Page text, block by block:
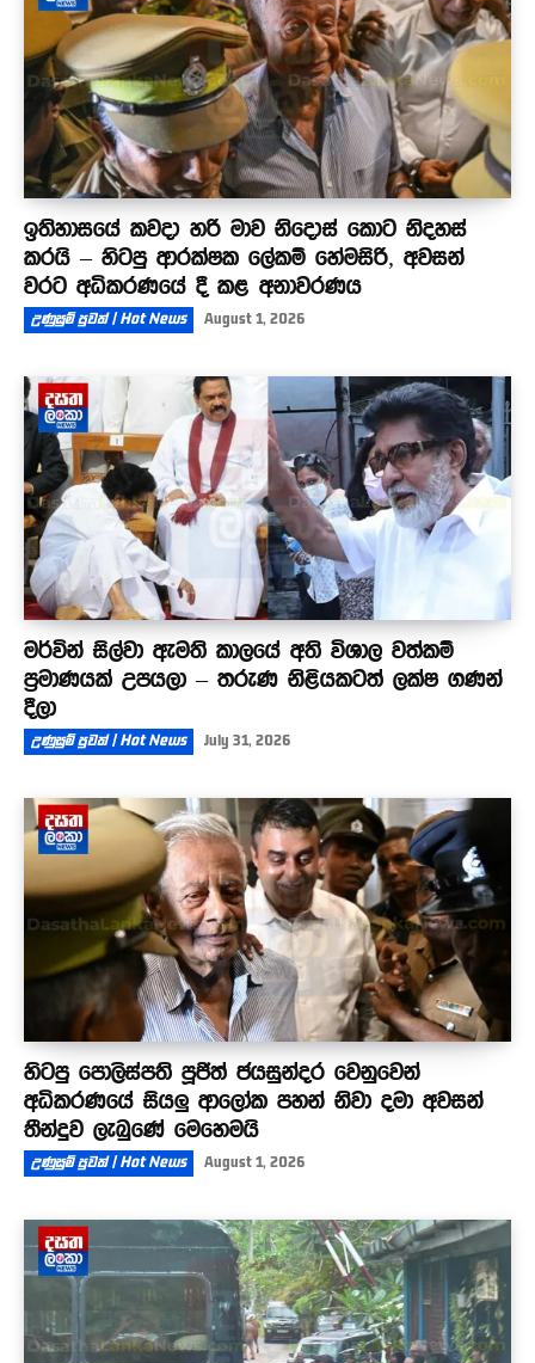
ඉතිහාසයේ කවදා හරි මාව නිදොස් කොට නිදහස්
කරයි – හිටපු ආරක්ෂක ලේකම් හේමසිරි, අවසන්
වරට අධිකරණයේ දී කළ අනාවරණය
උණුසුම් පුවත් | Hot News August 1, 2026
මර්වින් සිල්වා ඇමති කාලයේ අති විශාල වත්කම්
ප්‍රමාණයක් උපයලා – තරුණ නිළියකටත් ලක්ෂ ගණන්
දීලා
උණුසුම් පුවත් | Hot News July 31, 2026
හිටපු පොලිස්පති පූජිත් ජයසුන්දර වෙනුවෙන්
අධිකරණයේ සියලු ආලෝක පහන් නිවා දමා අවසන්
තීන්දුව ලැබුණේ මෙහෙමයි
උණුසුම් පුවත් | Hot News August 1, 2026